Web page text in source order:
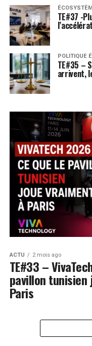
TE#37 -
POLITIQUE
TE#35 –
arrivent,
ACTU 2 mois ago
TE#33 –
pavillon
Paris